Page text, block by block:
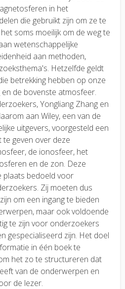
in het
die gebruikt zijn om ze te
soms moeilijk om de weg te
wetenschappelijke
aan methoden,
Hetzelfde geldt
betrekking hebben op onze
de bovenste atmosfeer.
Yongliang Zhang en
aan Wiley, een van de
uitgevers, voorgesteld een
te geven over deze
de ionosfeer, het
en de zon. Deze
plaats bedoeld voor
Zij moeten dus
om een ingang te bieden
maar ook voldoende
te zijn voor onderzoekers
gespecialiseerd zijn. Het doel
in één boek te
het zo te structureren dat
van de onderwerpen en
de lezer.